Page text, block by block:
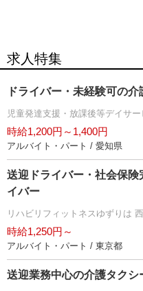
求人特集
ドライバー・未経験可の
児童発達支援・放課後等デイサ
時給1,200円～1,400円
アルバイト・パート / 愛知県
送迎ドライバー・社会保
イバー
リハビリフィットネスゆずりは
時給1,250円～
アルバイト・パート / 東京都
送迎業務中心の介護タクシ